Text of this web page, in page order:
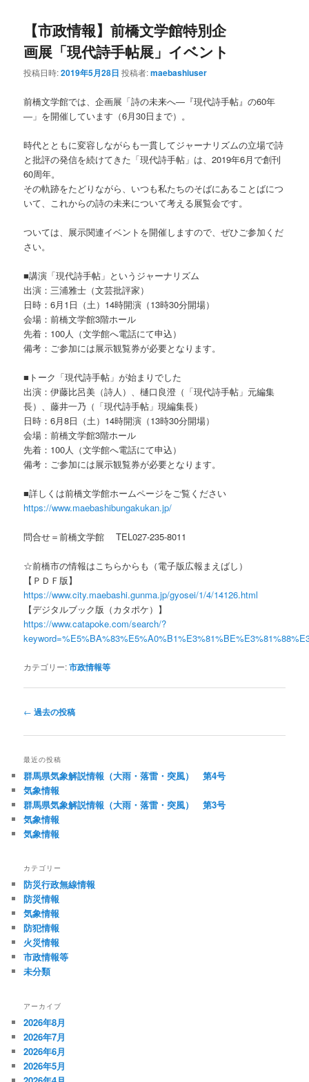
【市政情報】前橋文学館特別企
画展「現代詩手帖展」イベント
投稿日時:2019年5月28日 投稿者:maebashiuser
前橋文学館では、企画展「詩の未来へ―『現代詩手帖』の60年
―」を開催しています（6月30日まで）。
時代とともに変容しながらも一貫してジャーナリズムの立場で詩
と批評の発信を続けてきた「現代詩手帖」は、2019年6月で創刊
60周年。
その軌跡をたどりながら、いつも私たちのそばにあることばにつ
いて、これからの詩の未来について考える展覧会です。
ついては、展示関連イベントを開催しますので、ぜひご参加くだ
さい。
■講演「現代詩手帖」というジャーナリズム
出演：三浦雅士（文芸批評家）
日時：6月1日（土）14時開演（13時30分開場）
会場：前橋文学館3階ホール
先着：100人（文学館へ電話にて申込）
備考：ご参加には展示観覧券が必要となります。
■トーク「現代詩手帖」が始まりでした
出演：伊藤比呂美（詩人）、樋口良澄（「現代詩手帖」元編集
長）、藤井一乃（「現代詩手帖」現編集長）
日時：6月8日（土）14時開演（13時30分開場）
会場：前橋文学館3階ホール
先着：100人（文学館へ電話にて申込）
備考：ご参加には展示観覧券が必要となります。
■詳しくは前橋文学館ホームページをご覧ください
https://www.maebashibungakukan.jp/
問合せ＝前橋文学館 TEL027-235-8011
☆前橋市の情報はこちらからも（電子版広報まえばし）
【ＰＤＦ版】
https://www.city.maebashi.gunma.jp/gyosei/1/4/14126.html
【デジタルブック版（カタポケ）】
https://www.catapoke.com/search/?
カテゴリー:市政情報等
投
ナ
ビ
ー
シ
ョ
ン
← 過去の投稿
最近の投稿
群馬県気象解説情報（大雨・落雷・突風） 第4号
気象情報
群馬県気象解説情報（大雨・落雷・突風） 第3号
気象情報
気象情報
カテゴリー
防災行政無線情報
防災情報
気象情報
防犯情報
火災情報
市政情報等
未分類
アーカイブ
2026年8月
2026年7月
2026年6月
2026年5月